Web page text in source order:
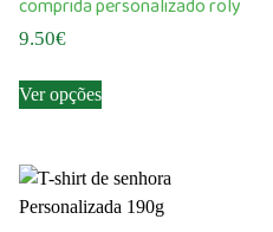
comprida personalizado roly
9.50€
Ver opçõesproduct
variants.
The